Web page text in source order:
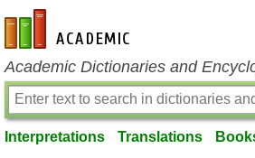
en-academic.com
Academic Dictionaries and
Interpretations Translations